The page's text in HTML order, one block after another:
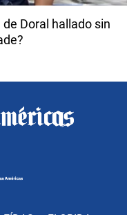
Doral hallado sin